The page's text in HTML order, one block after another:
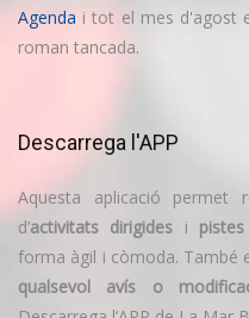
Agenda i tot el mes d'agost
roman tancada.
Descarrega l'APP
Aquesta aplicació permet
d’activitats dirigides i
forma àgil i còmoda. També
qualsevol avís o